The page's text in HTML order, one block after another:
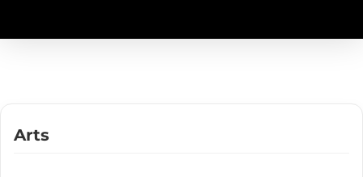
Arts